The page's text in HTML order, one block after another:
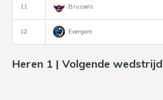
11 Brussels
12 Evergem
Heren 1 | Volgende wedstrijd